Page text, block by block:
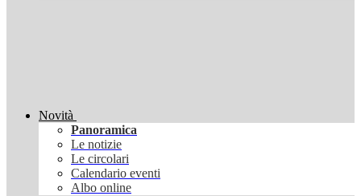
Novità
Panoramica
Le notizie
Le circolari
Calendario eventi
Albo online